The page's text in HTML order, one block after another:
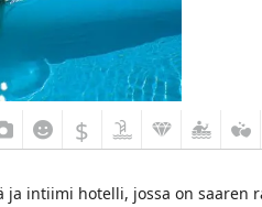
$
ja intiimi hotelli, jossa on saaren